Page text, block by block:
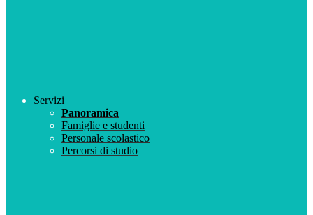
Servizi
Panoramica
Famiglie e studenti
Personale scolastico
Percorsi di studio